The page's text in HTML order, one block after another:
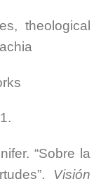
theological
“Sobre la
Visión